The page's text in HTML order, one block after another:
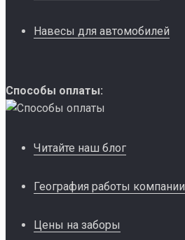
Навесы для автомобилей
Способы оплаты:
Читайте наш блог
География работы компании
Цены на заборы